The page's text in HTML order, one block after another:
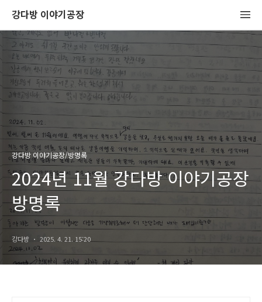
강다방 이야기공장
강다방 이야기공장/방명록
2024년 11월 강다방 이야기공장
방명록
강다방 2025. 4. 21. 15:20